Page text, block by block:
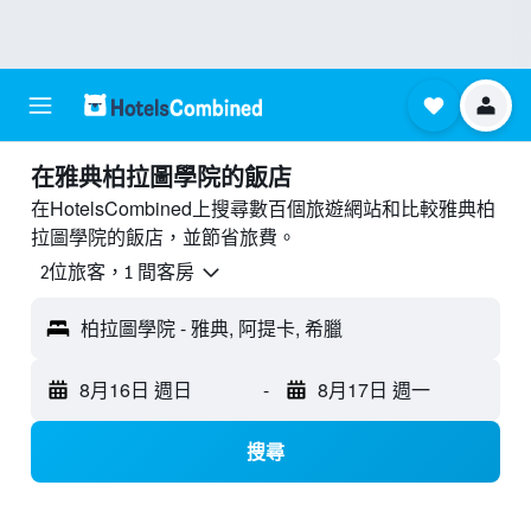
​在雅典柏拉圖學院​的飯店
在HotelsCombined上搜尋數百個旅遊網站和比較雅典柏
拉圖學院的飯店，並節省旅費。
2位旅客，1 間客房
柏拉圖學院 - 雅典, 阿提卡, 希臘
8月16日 週日 - 8月17日 週一
搜尋